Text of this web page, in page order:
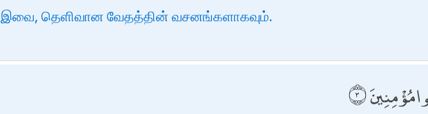
இவை, தெளிவான வேதத்தின் வசனங்களாகவும்.
مُؤْمِنِينَ